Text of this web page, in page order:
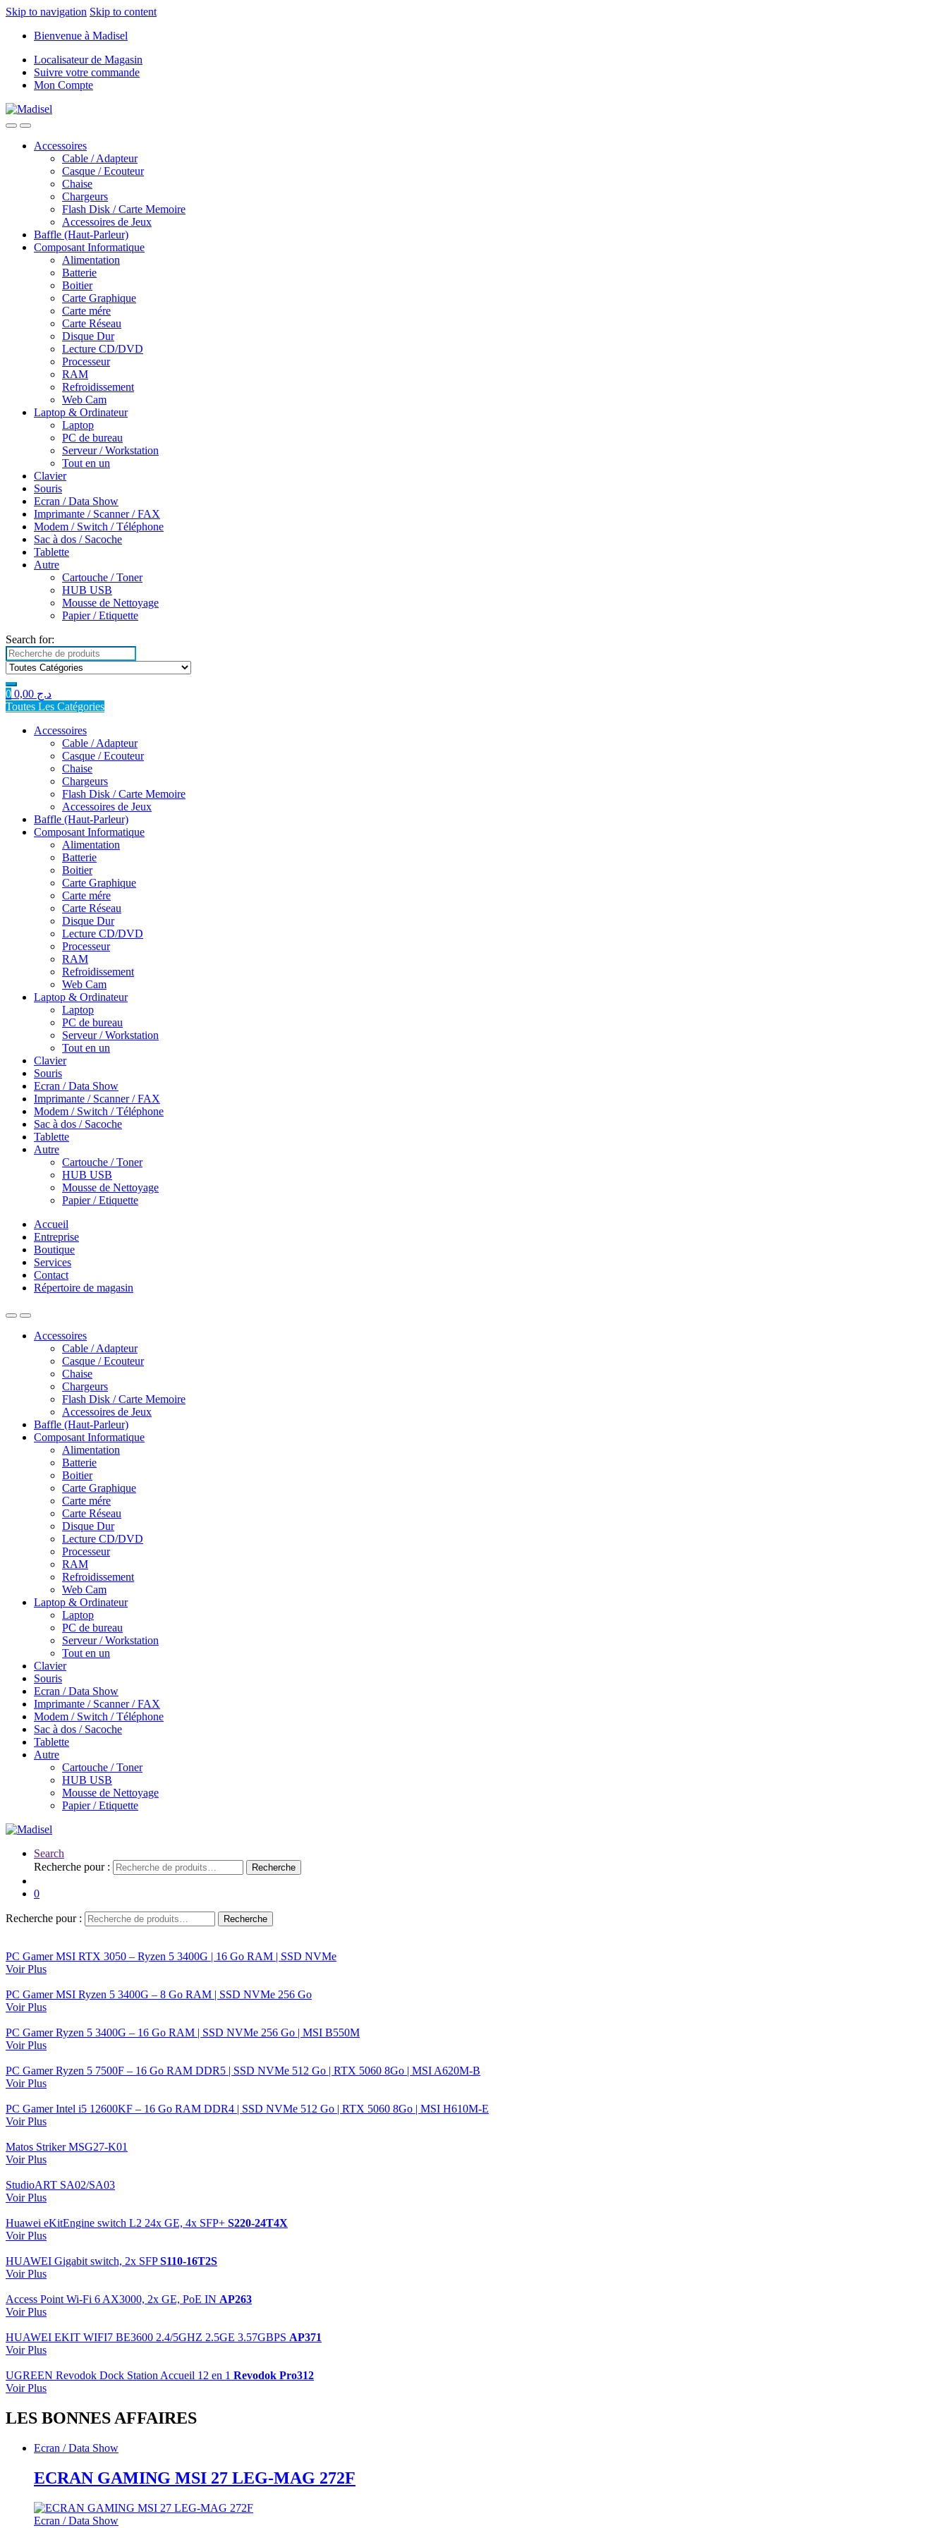
Skip to navigation Skip to content
Bienvenue à Madisel
Localisateur de Magasin
Suivre votre commande
Mon Compte
Accessoires
Cable / Adapteur
Casque / Ecouteur
Chaise
Chargeurs
Flash Disk / Carte Memoire
Accessoires de Jeux
Baffle (Haut-Parleur)
Composant Informatique
Alimentation
Batterie
Boitier
Carte Graphique
Carte mére
Carte Réseau
Disque Dur
Lecture CD/DVD
Processeur
RAM
Refroidissement
Web Cam
Laptop & Ordinateur
Laptop
PC de bureau
Serveur / Workstation
Tout en un
Clavier
Souris
Ecran / Data Show
Imprimante / Scanner / FAX
Modem / Switch / Téléphone
Sac à dos / Sacoche
Tablette
Autre
Cartouche / Toner
HUB USB
Mousse de Nettoyage
Papier / Etiquette
Search for:
0 د.ج
Toutes Les Catégories
Accessoires
Cable / Adapteur
Casque / Ecouteur
Chaise
Chargeurs
Flash Disk / Carte Memoire
Accessoires de Jeux
Baffle (Haut-Parleur)
Composant Informatique
Alimentation
Batterie
Boitier
Carte Graphique
Carte mére
Carte Réseau
Disque Dur
Lecture CD/DVD
Processeur
RAM
Refroidissement
Web Cam
Laptop & Ordinateur
Laptop
PC de bureau
Serveur / Workstation
Tout en un
Clavier
Souris
Ecran / Data Show
Imprimante / Scanner / FAX
Modem / Switch / Téléphone
Sac à dos / Sacoche
Tablette
Autre
Cartouche / Toner
HUB USB
Mousse de Nettoyage
Papier / Etiquette
Accueil
Entreprise
Boutique
Services
Contact
Répertoire de magasin
Accessoires
Cable / Adapteur
Casque / Ecouteur
Chaise
Chargeurs
Flash Disk / Carte Memoire
Accessoires de Jeux
Baffle (Haut-Parleur)
Composant Informatique
Alimentation
Batterie
Boitier
Carte Graphique
Carte mére
Carte Réseau
Disque Dur
Lecture CD/DVD
Processeur
RAM
Refroidissement
Web Cam
Laptop & Ordinateur
Laptop
PC de bureau
Serveur / Workstation
Tout en un
Clavier
Souris
Ecran / Data Show
Imprimante / Scanner / FAX
Modem / Switch / Téléphone
Sac à dos / Sacoche
Tablette
Autre
Cartouche / Toner
HUB USB
Mousse de Nettoyage
Papier / Etiquette
Search
Recherche pour :
Recherche
0
Recherche pour : Recherche
PC Gamer MSI RTX 3050 – Ryzen 5 3400G | 16 Go RAM | SSD NVMe
Voir Plus
PC Gamer MSI Ryzen 5 3400G – 8 Go RAM | SSD NVMe 256 Go
Voir Plus
PC Gamer Ryzen 5 3400G – 16 Go RAM | SSD NVMe 256 Go | MSI B550M
Voir Plus
PC Gamer Ryzen 5 7500F – 16 Go RAM DDR5 | SSD NVMe 512 Go | RTX 5060 8Go | MSI A620M-B
Voir Plus
PC Gamer Intel i5 12600KF – 16 Go RAM DDR4 | SSD NVMe 512 Go | RTX 5060 8Go | MSI H610M-E
Voir Plus
Matos Striker MSG27-K01
Voir Plus
StudioART SA02/SA03
Voir Plus
Huawei eKitEngine switch L2 24x GE, 4x SFP+ S220-24T4X
Voir Plus
HUAWEI Gigabit switch, 2x SFPS110-16T2S
Voir Plus
Access Point Wi-Fi 6 AX3000, 2x GE, PoE IN AP263
Voir Plus
HUAWEI EKIT WIFI7 BE3600 2.4/5GHZ 2.5GE 3.57GBPS AP371
Voir Plus
UGREEN Revodok Dock Station Accueil 12 en 1 Revodok Pro312
Voir Plus
LES BONNES AFFAIRES
Ecran / Data Show
ECRAN GAMING MSI 27 LEG-MAG 272F
Ecran / Data Show